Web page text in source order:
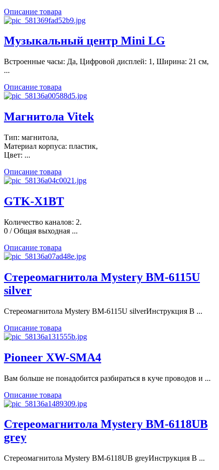
Описание товара
Музыкальный центр Mini LG
Встроенные часы: Да, Цифровой дисплей: 1, Ширина: 21 см,
...
Описание товара
Магнитола Vitek
Тип: магнитола,
Материал корпуса: пластик,
Цвет: ...
Описание товара
GTK-X1BT
Количество каналов: 2.
0 / Общая выходная ...
Описание товара
Стереомагнитола Mystery BM-6115U
silver
Стереомагнитола Mystery BM-6115U silverИнструкция В ...
Описание товара
Pioneer XW-SMA4
Вам больше не понадобится разбираться в куче проводов и ...
Описание товара
Стереомагнитола Mystery BM-6118UB
grey
Стереомагнитола Mystery BM-6118UB greyИнструкция В ...